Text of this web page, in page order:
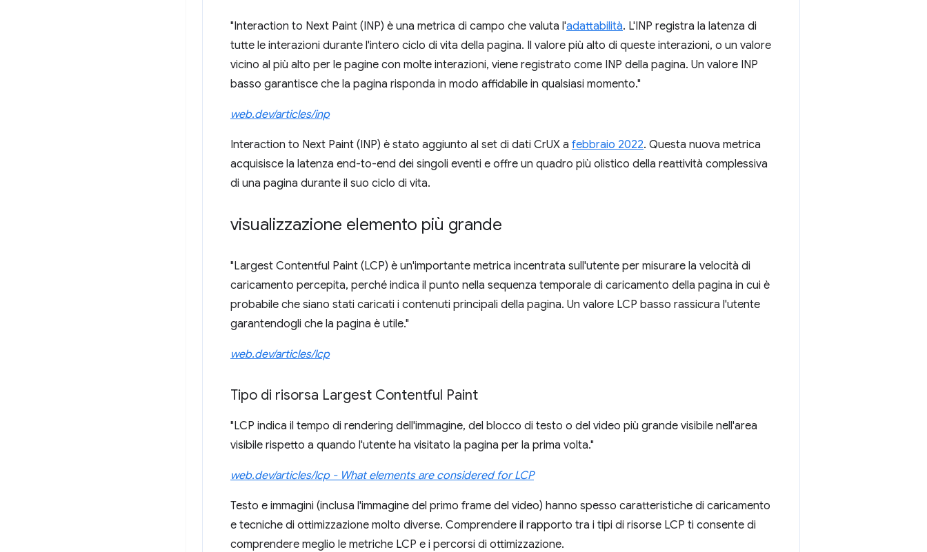
"Interaction to Next Paint (INP) è una metrica di campo che valuta l'adattabilità. L'INP registra la latenza di
tutte le interazioni durante l'intero ciclo di vita della pagina. Il valore più alto di queste interazioni, o un valore
vicino al più alto per le pagine con molte interazioni, viene registrato come INP della pagina. Un valore INP
basso garantisce che la pagina risponda in modo affidabile in qualsiasi momento."
web.dev/articles/inp
Interaction to Next Paint (INP) è stato aggiunto al set di dati CrUX a febbraio 2022. Questa nuova metrica
acquisisce la latenza end-to-end dei singoli eventi e offre un quadro più olistico della reattività complessiva
di una pagina durante il suo ciclo di vita.
visualizzazione elemento più grande
"Largest Contentful Paint (LCP) è un'importante metrica incentrata sull'utente per misurare la velocità di
caricamento percepita, perché indica il punto nella sequenza temporale di caricamento della pagina in cui è
probabile che siano stati caricati i contenuti principali della pagina. Un valore LCP basso rassicura l'utente
garantendogli che la pagina è utile."
web.dev/articles/lcp
Tipo di risorsa Largest Contentful Paint
"LCP indica il tempo di rendering dell'immagine, del blocco di testo o del video più grande visibile nell'area
visibile rispetto a quando l'utente ha visitato la pagina per la prima volta."
web.dev/articles/lcp - What elements are considered for LCP
Testo e immagini (inclusa l'immagine del primo frame del video) hanno spesso caratteristiche di caricamento
e tecniche di ottimizzazione molto diverse. Comprendere il rapporto tra i tipi di risorse LCP ti consente di
comprendere meglio le metriche LCP e i percorsi di ottimizzazione.